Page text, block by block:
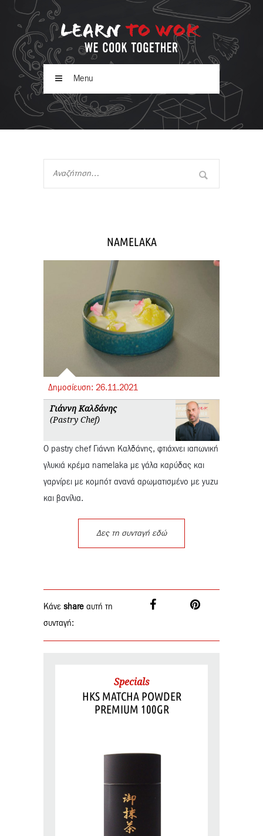
Menu
NAMELAKA
Δημοσίευση: 26.11.2021
Γιάννη Καλδάνης
(Pastry Chef)
Ο pastry chef Γιάννη Καλδάνης, φτιάχνει ιαπωνική
γλυκιά κρέμα namelaka με γάλα καρύδας και
γαρνίρει με κομπότ ανανά αρωματισμένο με yuzu
και βανίλια.
Δες τη συνταγή εδώ
Κάνε share αυτή τη
συνταγή:
Specials
HKS MATCHA POWDER
PREMIUM 100GR